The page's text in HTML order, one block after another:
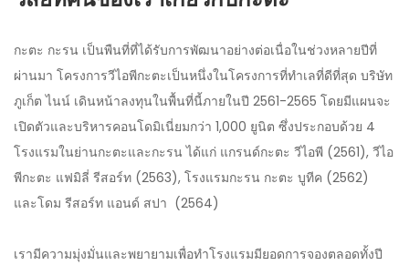
กะตะ กะรน เป็นพืนที่ที่ได้รับการพัฒนาอย่างต่อเนื่อในช่วงหลายปีที่
ผ่านมา โครงการวีไอพีกะตะเป็นหนึ่งในโครงการที่ทำเลที่ดีที่สุด บริษัท
ภูเก็ต ไนน์ เดินหน้าลงทุนในพื้นที่นี้ภายในปี 2561-2565 โดยมีแผนจะ
เปิดตัวและบริหารคอนโดมิเนี่ยมกว่า 1,000 ยูนิต ซึ่งประกอบด้วย 4
โรงแรมในย่านกะตะและกะรน ได้แก่ แกรนด์กะตะ วีไอพี (2561), วีไอ
พีกะตะ แฟมิลี่ รีสอร์ท (2563), โรงแรมกะรน กะตะ บูทีค (2562)
และโดม รีสอร์ท แอนด์ สปา (2564)
เรามีความมุ่งมั่นและพยายามเพื่อทำโรงแรมมียอดการจองตลอดทั้งปี